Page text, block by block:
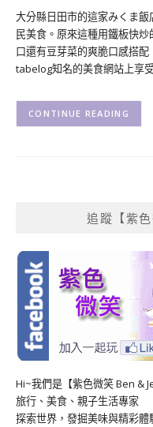
大分縣日田市的這家みくま
民美食。原來這種用鐵板快
口還有豆芽菜的爽脆口感搭
tabelog知名的美食網站上享
CONTINUE READING
追蹤【紫色
Hi~我們是【紫色微笑 Ben &
旅行、美食、親子生活專家
探索世界，發掘美味與精彩體